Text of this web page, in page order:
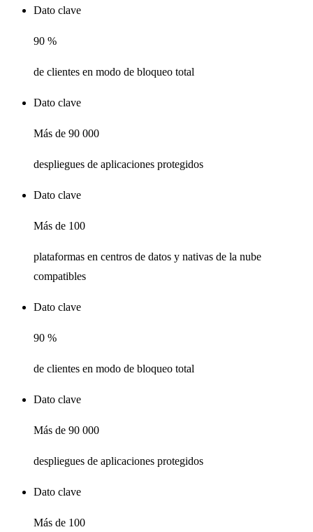
Dato clave
90 %
de clientes en modo de bloqueo total
Dato clave
Más de 90 000
despliegues de aplicaciones protegidos
Dato clave
Más de 100
plataformas en centros de datos y nativas de la nube
compatibles
Dato clave
90 %
de clientes en modo de bloqueo total
Dato clave
Más de 90 000
despliegues de aplicaciones protegidos
Dato clave
Más de 100